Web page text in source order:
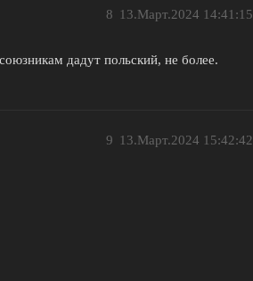
13.Март.2024 14:41:15
8
дадут польский, не более.
13.Март.2024 15:42:42
9